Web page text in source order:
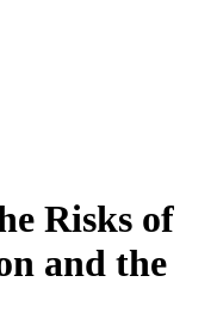
Risks of
and the